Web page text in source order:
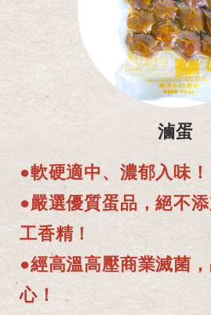
滷蛋
●軟硬適中、濃郁入味！
●嚴選優質蛋品，絕不
工香精！
●經高溫高壓商業滅菌
心！